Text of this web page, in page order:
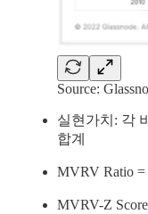
Source:
실현가치: 각
합계
MVRV Ratio
MVRV-Z